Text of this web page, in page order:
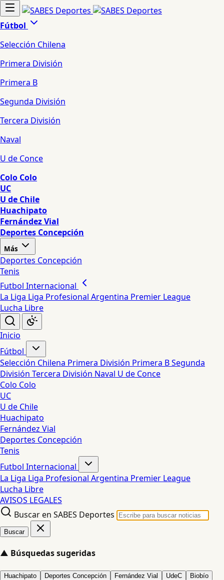
Fútbol
Selección Chilena
Primera División
Primera B
Segunda División
Tercera División
Naval
U de Conce
Colo Colo
UC
U de Chile
Huachipato
Fernández Vial
Deportes Concepción
Más
Deportes Concepción
Tenis
Futbol Internacional
La Liga Liga Profesional Argentina Premier League
Lucha Libre
Inicio
Fútbol
Selección Chilena Primera División Primera BSegunda
División Tercera División Naval U de Conce
Colo Colo
UC
U de Chile
Huachipato
Fernández Vial
Deportes Concepción
Tenis
Futbol Internacional
La Liga Liga Profesional Argentina Premier League
Lucha Libre
AVISOS LEGALES
Buscar en SABES Deportes
Buscar
▲ Búsquedas sugeridas
Huachipato Deportes Concepción Fernández Vial UdeC Biobío